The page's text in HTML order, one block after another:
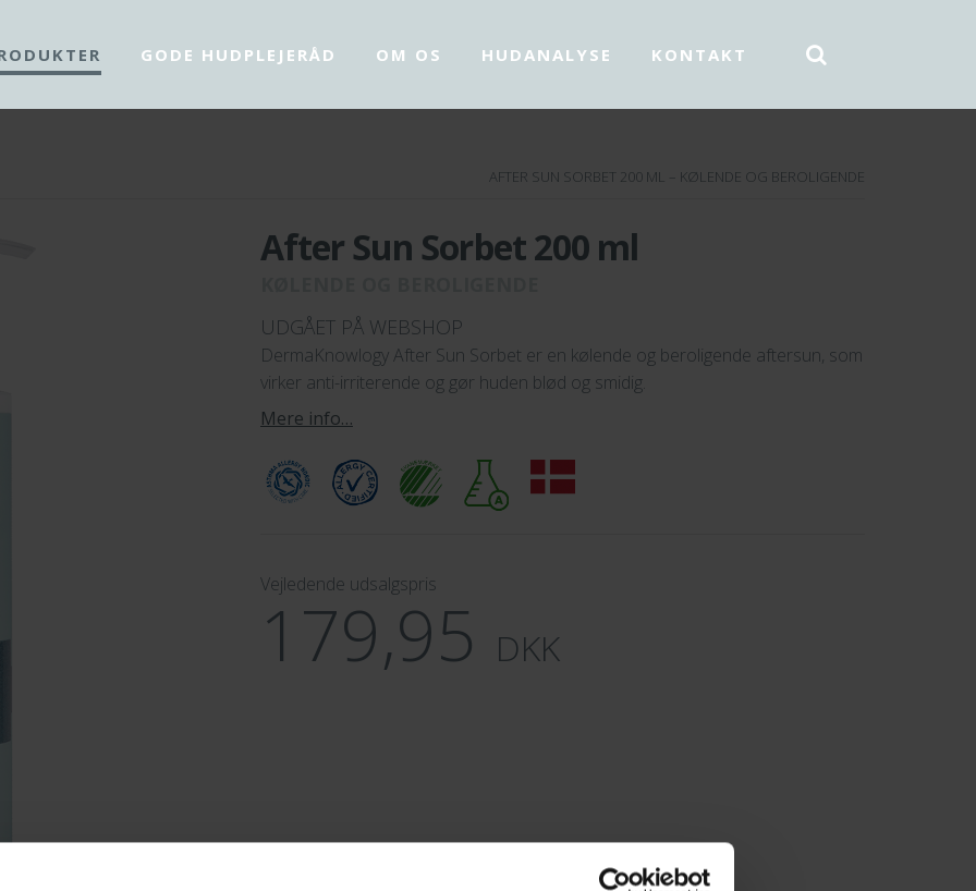
AFTER SUN SORBET 200 ML – KØLENDE OG BEROLIGENDE
After Sun Sorbet 200 ml
UDGÅET PÅ WEBSHOP
DermaKnowlogy After Sun Sorbet er en kølende og beroligende aftersun, som
virker anti-irriterende og gør huden blød og smidig.
Mere info…
Vejledende udsalgspris
179,95 DKK
GODE HUDPLEJERÅD OM OS HUDANALYSE KONTAKT